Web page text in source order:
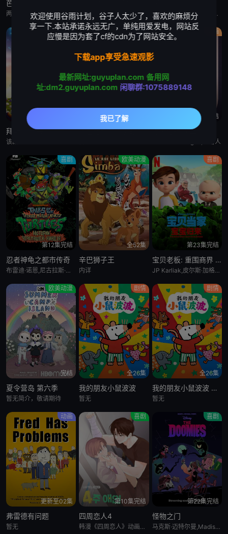
40 41 42
44
47
两位好姐妹将播客转为悬疑推理节目，在海滩嘉年华追查连环失窃谜案的冒险经历 两位好姐妹将播客转为悬疑推理节目，在海滩嘉年华追查连环失窃谜案的冒险经历 萨沙·奈特,约翰·迪·马吉欧,汤姆·肯尼,海登·瓦尔希,奥利维亚·奥尔森,杨泫贞
动画
拜斯:格雷夫
剧情
全10集
乡巴佬希尔一家的幸福生活 第十五季
动画
第15集完结
惊天逆转 第二季
Bronwen Morgan,胖雪人
喜剧
第12集完结
忍者神龟之都市传奇
布雷迪·诺恩,尼古拉斯·坎图,迈克·艾贝,小肖恩·布朗,阿尤·艾德维利
欧美动漫
全52集
辛巴狮子王
内详
喜剧
第23集完结
宝贝老板: 重围商界 第二季
JP Karliak,皮尔斯·加格农,凯文·迈克尔·理查德森,Alex Cazares
欧美动漫
完结
夏令营岛 第六季
暂无简介，敬请期待
剧情
全26集
我的朋友小鼠波波
暂无
剧情
全26集
我的朋友小鼠波波 英语版
暂无
动画
更新至02集
弗雷德有问题
暂无
喜剧
第10集完结
四周恋人4
韩漫《四周恋人》动画化决定！
喜剧
第22集完结
怪物之门
马克斯·迈特尔曼,Madison Calderon,Noel Gibson,乔恩·贝利,泽赫拉·法扎勒
欢迎使用谷雨计划，谷子人太少了，喜欢的麻烦分
享一下.本站承诺永远无广，单纯用爱发电，网站反
应慢是因为套了cf的cdn为了网站安全。
下载app享受急速观影
最新网址:guyuplan.com 备用网
址:dm2.guyuplan.com 闲聊群:1075889148